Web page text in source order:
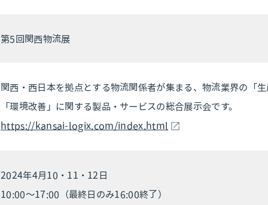
第5回関西物流展
関西・西日本を拠点とする物流関係者が集まる、物流業界の「生
「環境改善」に関する製品・サービスの総合展示会です。
https://kansai-logix.com/index.html
2024年4月10・11・12日
10:00～17:00（最終日のみ16:00終了）